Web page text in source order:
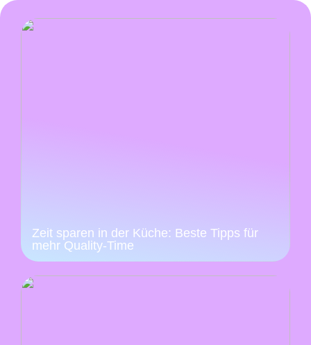
Zeit sparen in der Küche: Beste Tipps für
mehr Quality-Time